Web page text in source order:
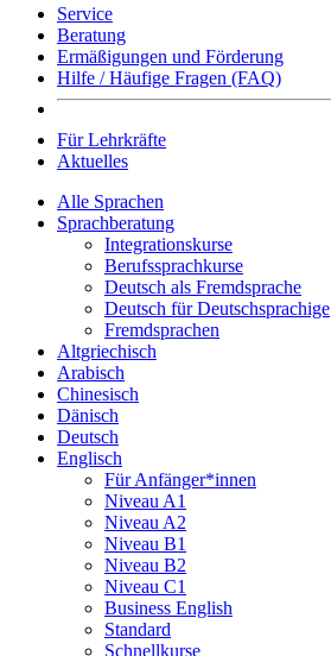
Service
Beratung
Ermäßigungen und Förderung
Hilfe / Häufige Fragen (FAQ)
Für Lehrkräfte
Aktuelles
Alle Sprachen
Sprachberatung
Integrationskurse
Berufssprachkurse
Deutsch als Fremdsprache
Deutsch für Deutschsprachige
Fremdsprachen
Altgriechisch
Arabisch
Chinesisch
Dänisch
Deutsch
Englisch
Für Anfänger*innen
Niveau A1
Niveau A2
Niveau B1
Niveau B2
Niveau C1
Business English
Standard
Schnellkurse